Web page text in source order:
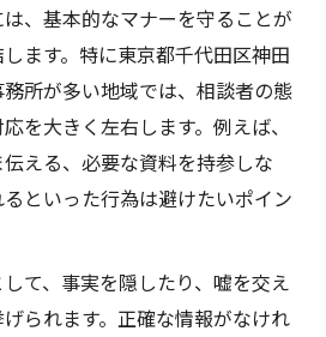
、基本的なマナーを守ることが
ます。特に東京都千代田区神田
所が多い地域では、相談者の態
を大きく左右します。例えば、
える、必要な資料を持参しな
といった行為は避けたいポイン
て、事実を隠したり、嘘を交え
られます。正確な情報がなけれ